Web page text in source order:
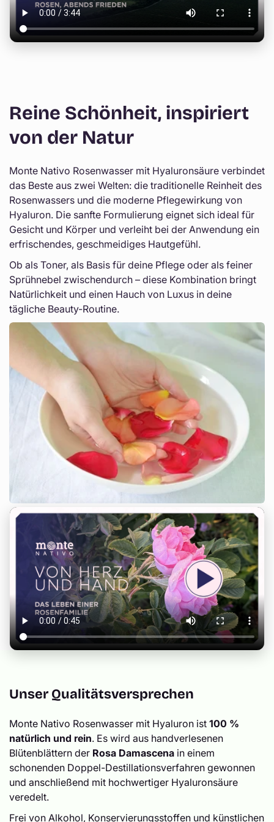
s
ť
b
a
l
n
i
a
Reine Schönheit, inspiriert
von der Natur
Monte Nativo Rosenwasser mit Hyaluronsäure verbindet
das Beste aus zwei Welten: die traditionelle Reinheit des
Rosenwassers und die moderne Pflegewirkung von
Hyaluron. Die sanfte Formulierung eignet sich ideal für
Gesicht und Körper und verleiht bei der Anwendung ein
erfrischendes, geschmeidiges Hautgefühl.
Ob als Toner, als Basis für deine Pflege oder als feiner
Sprühnebel zwischendurch – diese Kombination bringt
Natürlichkeit und einen Hauch von Luxus in deine
tägliche Beauty-Routine.
Unser Qualitätsversprechen
Monte Nativo Rosenwasser mit Hyaluron ist 100 %
natürlich und rein. Es wird aus handverlesenen
Blütenblättern der Rosa Damascena in einem
schonenden Doppel-Destillationsverfahren gewonnen
und anschließend mit hochwertiger Hyaluronsäure
veredelt.
Frei von Alkohol, Konservierungsstoffen und künstlichen